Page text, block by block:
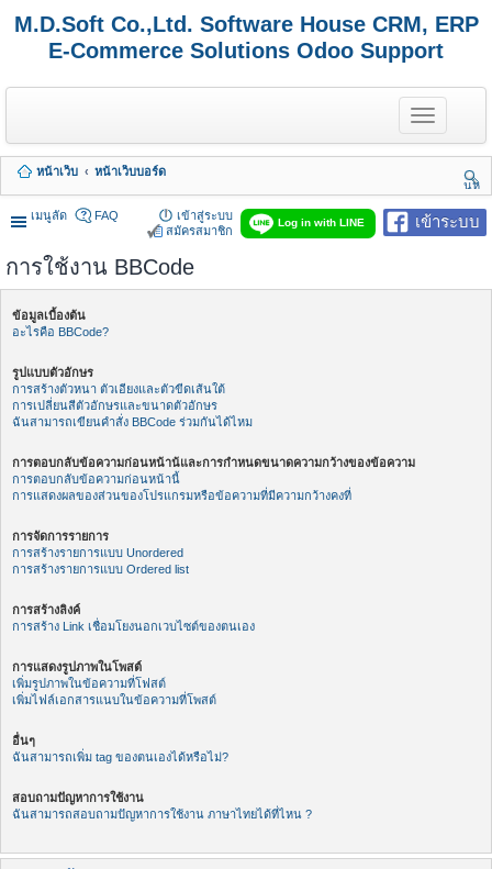
M.D.Soft Co.,Ltd. Software House CRM, ERP
E-Commerce Solutions Odoo Support
T
o
g
e
n
a
หน้าเว็บ
หน้าเว็บบอร์ด
นห
า
เมนูลัด
เข้าระบบ
Log in with LINE
FAQ
เข้าสู่ระบบ
สมัครสมาชิก
การใช้งาน BBCode
ข้อมูลเบื้องต้น
อะไรคือ BBCode?
รูปแบบตัวอักษร
การสร้างตัวหนา ตัวเอียงและตัวขีดเส้นใต้
การเปลี่ยนสีตัวอักษรและขนาดตัวอักษร
ฉันสามารถเขียนคำสั่ง BBCode ร่วมกันได้ไหม
การตอบกลับข้อความก่อนหน้าน้และการกำหนดขนาดความกว้างของข้อความ
การตอบกลับข้อความก่อนหน้านี้
การแสดงผลของส่วนของโปรแกรมหรือข้อความที่มีความกว้างคงที่
การจัดการรายการ
การสร้างรายการแบบ Unordered
การสร้างรายการแบบ Ordered list
การสร้างลิงค์
การสร้าง Link เชื่อมโยงนอกเวบไซต์ของตนเอง
การแสดงรูปภาพในโพสต์
เพิ่มรูปภาพในข้อความที่โฟสต์
เพิ่มไฟล์เอกสารแนบในข้อความที่โพสต์
อื่นๆ
ฉันสามารถเพิ่ม tag ของตนเองได้หรือไม่?
สอบถามปัญหาการใช้งาน
ฉันสามารถสอบถามปัญหาการใช้งาน ภาษาไทยได้ที่ไหน ?